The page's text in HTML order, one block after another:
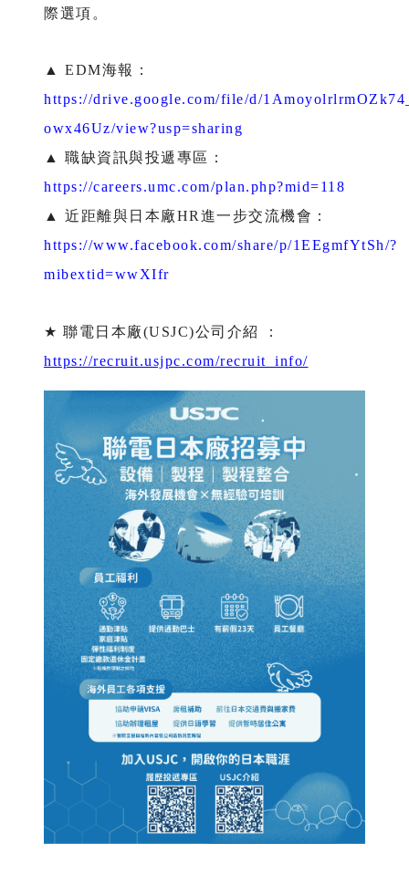
際選項。
▲ EDM海報：
https://drive.google.com/file/d/
owx46Uz/view?usp=sharing
▲ 職缺資訊與投遞專區：
https://careers.umc.com/plan.php?mid=118
▲ 近距離與日本廠HR進一步交流機會：
https://www.facebook.com/share/p/1EEgmfYtSh/?
mibextid=wwXIfr
★ 聯電日本廠(USJC)公司介紹
：
https://recruit.usjpc.com/recruit_info/